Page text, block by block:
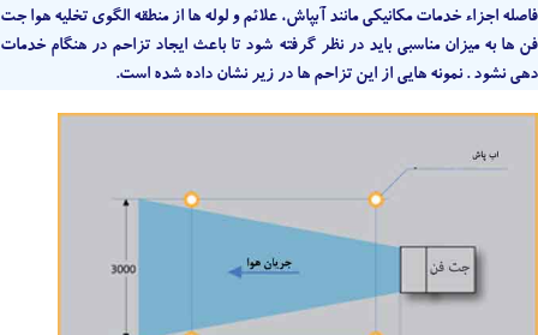
فاصله اجزاء خدمات مکانیکی مانند آبپاش، علائم و لوله ها از منطقه الگوی تخلیه هوا جت
فن ها به میزان مناسبی باید در نظر گرفته شود تا باعث ایجاد تزاحم در هنگام خدمات
دهی نشود . نمونه هایی از این تزاحم ها در زیر نشان داده شده است.